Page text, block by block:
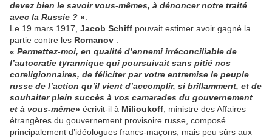
devez bien le savoir vous-mêmes, à dénoncer notre traité
avec la Russie ? »
Le 19 mars 1917, Jacob Schiff pouvait estimer avoir gagné la
partie contre les Romanov :
« Permettez-moi, en qualité d’ennemi irréconciliable de
l’auto­cratie tyrannique qui poursuivait sans pitié nos
coreligionnaires, de féliciter par votre entremise le peuple
russe de l’action qu’il vient d’accomplir, si brillamment, et de
souhaiter plein succès à vos camarades du gouvernement
et à vous-même» écrivit-il à Milioukoff , ministre des Affaires
étrangères du gouvernement provisoire russe, composé
principalement d’idéologues francs-maçons, mais peu sûrs aux